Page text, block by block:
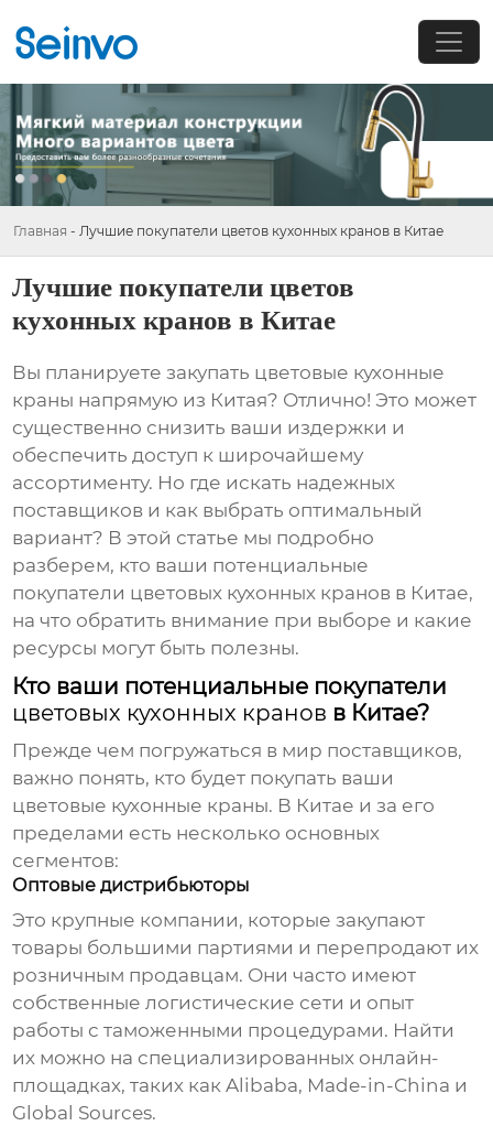
Главная - Лучшие покупатели цветов кухонных кранов в Китае
Лучшие покупатели цветов
кухонных кранов в Китае
Вы планируете закупать цветовые кухонные
краны напрямую из Китая? Отлично! Это может
существенно снизить ваши издержки и
обеспечить доступ к широчайшему
ассортименту. Но где искать надежных
поставщиков и как выбрать оптимальный
вариант? В этой статье мы подробно
разберем, кто ваши потенциальные
покупатели цветовых кухонных кранов в Китае,
на что обратить внимание при выборе и какие
ресурсы могут быть полезны.
Кто ваши потенциальные покупатели
цветовых кухонных кранов в Китае?
Прежде чем погружаться в мир поставщиков,
важно понять, кто будет покупать ваши
цветовые кухонные краны. В Китае и за его
пределами есть несколько основных
сегментов:
Оптовые дистрибьюторы
Это крупные компании, которые закупают
товары большими партиями и перепродают их
розничным продавцам. Они часто имеют
собственные логистические сети и опыт
работы с таможенными процедурами. Найти
их можно на специализированных онлайн-
площадках, таких как Alibaba, Made-in-China и
Global Sources.